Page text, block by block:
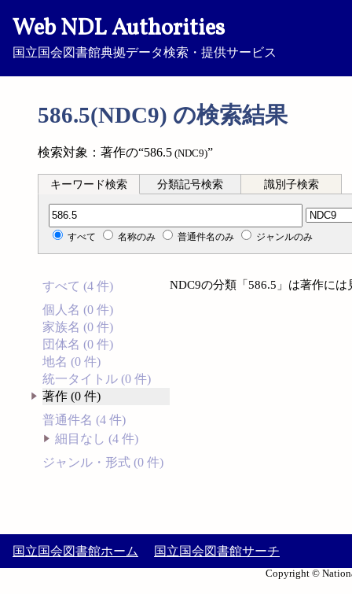
Web NDL Authorities
国立国会図書館典拠データ検索・提供サービス
586.5(NDC9) の検索結果
検索対象：著作の“586.5 (NDC9)”
キーワード検索 分類記号検索 識別子検索
分類記号検索
すべて 名称のみ 普通件名のみ ジャンルのみ
すべて (4 件)
個人名 (0 件)
家族名 (0 件)
団体名 (0 件)
地名 (0 件)
統一タイトル (0 件)
著作 (0 件)
普通件名 (4 件)
細目なし (4 件)
ジャンル・形式 (0 件)
NDC9の分類「586.5」は著作に
国立国会図書館ホーム 国立国会図書館サーチ
Copyright ©